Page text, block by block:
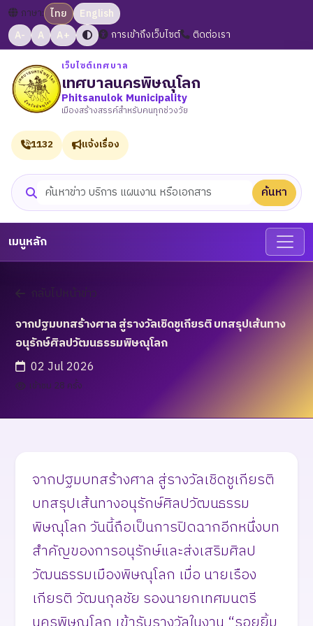
ภาษา: ไทย
English
A-
A A+ การเข้าถึงเว็บไซต์ ติดต่อเรา
เว็บไซต์เทศบาล
เทศบาลนครพิษณุโลก
Phitsanulok Municipality
เมืองสร้างสรรค์สำหรับคนทุกช่วงวัย
ค้นหาเว็บไซต์ ค้นหา
1132 แจ้งเรื่อง
เมนูหลัก
กลับไปหน้าข่าว
จากปฐมบทสร้างศาล สู่รางวัลเชิดชูเกียรติ บทสรุปเส้นทาง
อนุรักษ์ศิลปวัฒนธรรมพิษณุโลก
02 Jul 2026
เข้าชม 28 ครั้ง
จากปฐมบทสร้างศาล สู่รางวัลเชิดชูเกียรติ
บทสรุปเส้นทางอนุรักษ์ศิลปวัฒนธรรม
พิษณุโลก วันนี้ถือเป็นการปิดฉากอีกหนึ่งบท
สำคัญของการอนุรักษ์และส่งเสริมศิลป
วัฒนธรรมเมืองพิษณุโลก เมื่อ นายเรือง
เกียรติ วัฒนกุลชัย รองนายกเทศมนตรี